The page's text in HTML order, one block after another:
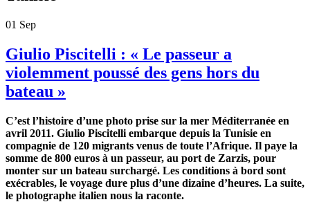
01 Sep
Giulio Piscitelli : « Le passeur a
violemment poussé des gens hors du
bateau »
C’est l’histoire d’une photo prise sur la mer Méditerranée en
avril 2011. Giulio Piscitelli embarque depuis la Tunisie en
compagnie de 120 migrants venus de toute l’Afrique. Il paye la
somme de 800 euros à un passeur, au port de Zarzis, pour
monter sur un bateau surchargé. Les conditions à bord sont
exécrables, le voyage dure plus d’une dizaine d’heures. La suite,
le photographe italien nous la raconte.